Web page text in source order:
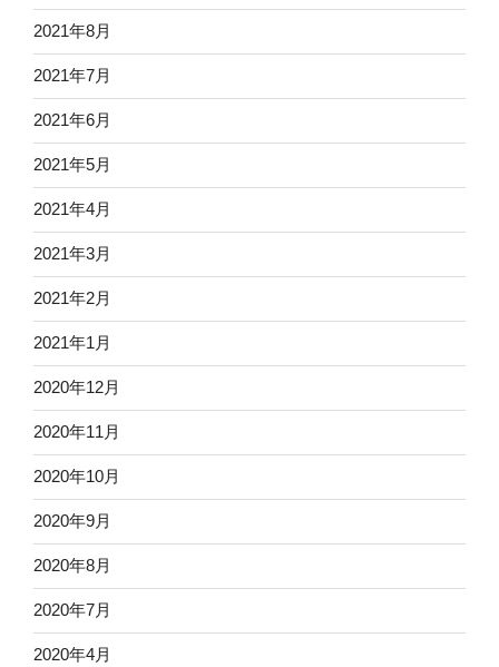
2021年8月
2021年7月
2021年6月
2021年5月
2021年4月
2021年3月
2021年2月
2021年1月
2020年12月
2020年11月
2020年10月
2020年9月
2020年8月
2020年7月
2020年4月